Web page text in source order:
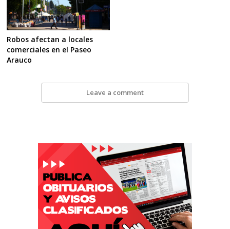
Robos afectan a locales
comerciales en el Paseo
Arauco
Leave a comment